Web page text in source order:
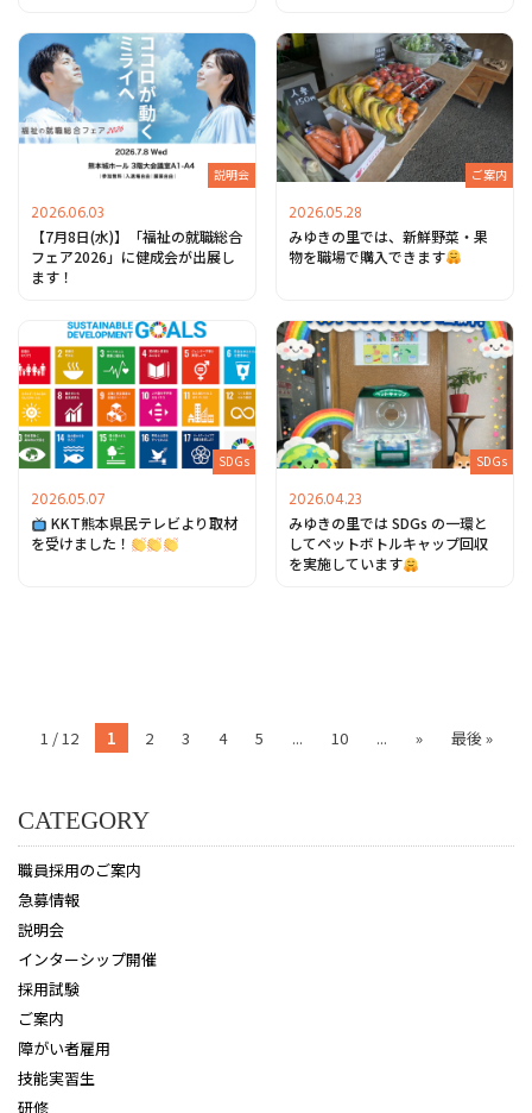
説明会
2026.06.03
【7月8日(水)】「福祉の就職総合
フェア2026」に健成会が出展し
ます！
ご案内
2026.05.28
みゆきの里では、新鮮野菜・果
物を職場で購入できます
SDGs
2026.05.07
KKT熊本県民テレビより取材
を受けました！
SDGs
2026.04.23
みゆきの里では SDGs の一環と
してペットボトルキャップ回収
を実施しています
1 / 12 1 2 3 4 5 ... 10 ... » 最後 »
CATEGORY
職員採用のご案内
急募情報
説明会
インターシップ開催
採用試験
ご案内
障がい者雇用
技能実習生
研修